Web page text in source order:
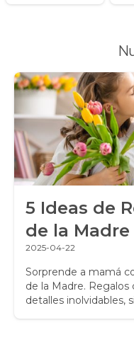
5 Ideas de
de la Madre
2025-04-22
Sorprende a mamá
de la Madre.
detalles inolvidables,